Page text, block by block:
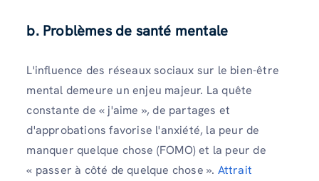
b. Problèmes de santé mentale
L'influence des réseaux sociaux sur le bien-être
mental demeure un enjeu majeur. La quête
constante de « j'aime », de partages et
d'approbations favorise l'anxiété, la peur de
manquer quelque chose (FOMO) et la peur de
« passer à côté de quelque chose ». Attrait